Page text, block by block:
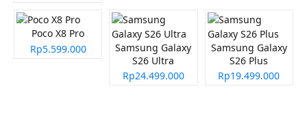
Poco X8 Pro
Rp5.599.000
Samsung Galaxy
S26 Ultra
Rp24.499.000
Samsung Galaxy
S26 Plus
Rp19.499.000